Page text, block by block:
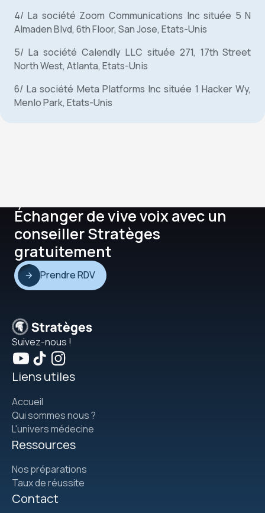
4/ La société Zoom Communications Inc située 5 N
Almaden Blvd, 6th Floor, San Jose, Etats-Unis
5/ La société Calendly LLC située 271, 17th Street
North West, Atlanta, Etats-Unis
6/ La société Meta Platforms Inc située 1 Hacker Wy,
Menlo Park, Etats-Unis
Échanger de vive voix avec un
conseiller Stratèges
gratuitement
Prendre RDV
Suivez-nous !
Liens utiles
Accueil
Qui sommes nous ?
L'univers médecine
Ressources
Nos préparations
Taux de réussite
Contact